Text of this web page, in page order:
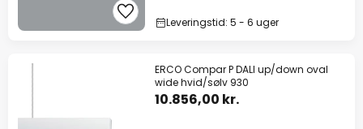
Leveringstid: 5 - 6 uger
ERCO Compar P DALI up/down oval
wide hvid/sølv 930
10.856,00 kr.